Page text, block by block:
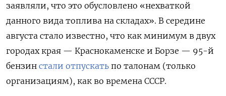
заявляли, что это обусловлено «нехваткой
данного вида топлива на складах». В середине
августа стало известно, что как минимум в двух
городах края — Краснокаменске и Борзе — 95-й
бензин стали отпускать по талонам (только
организациям), как во времена СССР.